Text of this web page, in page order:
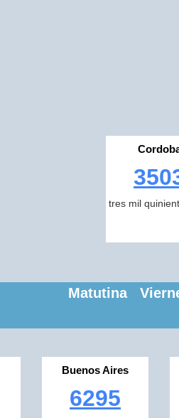
tres mil
Matutina
Buenos Aires
6295